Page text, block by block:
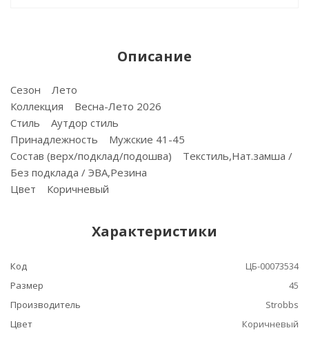
Описание
Сезон Лето
Коллекция Весна-Лето 2026
Стиль Аутдор стиль
Принадлежность Мужские 41-45
Состав (верх/подклад/подошва) Текстиль,Нат.замша /
Без подклада / ЭВА,Резина
Цвет Коричневый
Характеристики
Код
ЦБ-00073534
Размер
45
Производитель
Strobbs
Цвет
Коричневый